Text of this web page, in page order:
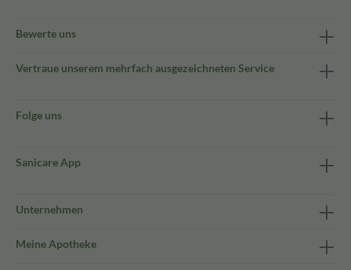
Bewerte uns
Vertraue unserem mehrfach ausgezeichneten Service
Folge uns
Sanicare App
Unternehmen
Meine Apotheke